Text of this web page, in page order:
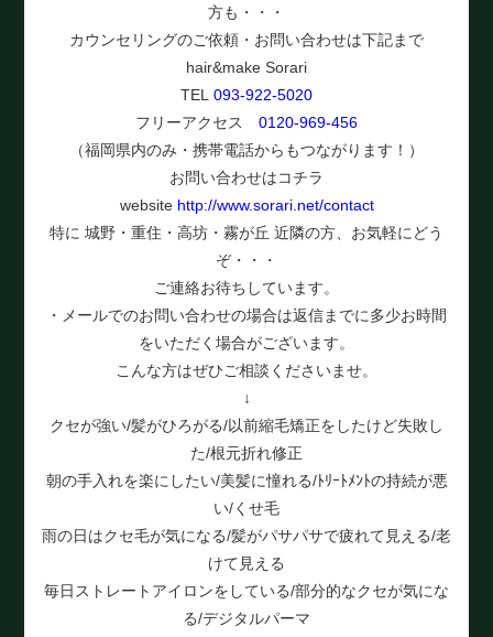
方も・・・
カウンセリングのご依頼・お問い合わせは下記まで
hair&make Sorari
TEL 093-922-5020
フリーアクセス 0120-969-456
（福岡県内のみ・携帯電話からもつながります！）
お問い合わせはコチラ
website http://www.sorari.net/contact
特に 城野・重住・高坊・霧が丘 近隣の方、お気軽にどう
ぞ・・・
ご連絡お待ちしています。
・メールでのお問い合わせの場合は返信までに多少お時間
をいただく場合がございます。
こんな方はぜひご相談くださいませ。
↓
クセが強い/髪がひろがる/以前縮毛矯正をしたけど失敗し
た/根元折れ修正
朝の手入れを楽にしたい/美髪に憧れる/ﾄﾘｰﾄﾒﾝﾄの持続が悪
い/くせ毛
雨の日はクセ毛が気になる/髪がパサパサで疲れて見える/老
けて見える
毎日ストレートアイロンをしている/部分的なクセが気にな
る/デジタルパーマ